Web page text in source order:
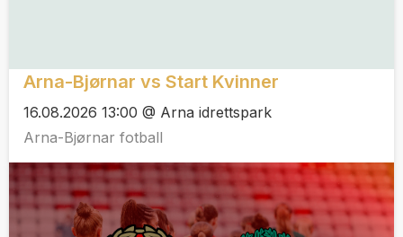
Arna-Bjørnar vs Start Kvinner
16.08.2026 13:00 @ Arna idrettspark
Arna-Bjørnar fotball